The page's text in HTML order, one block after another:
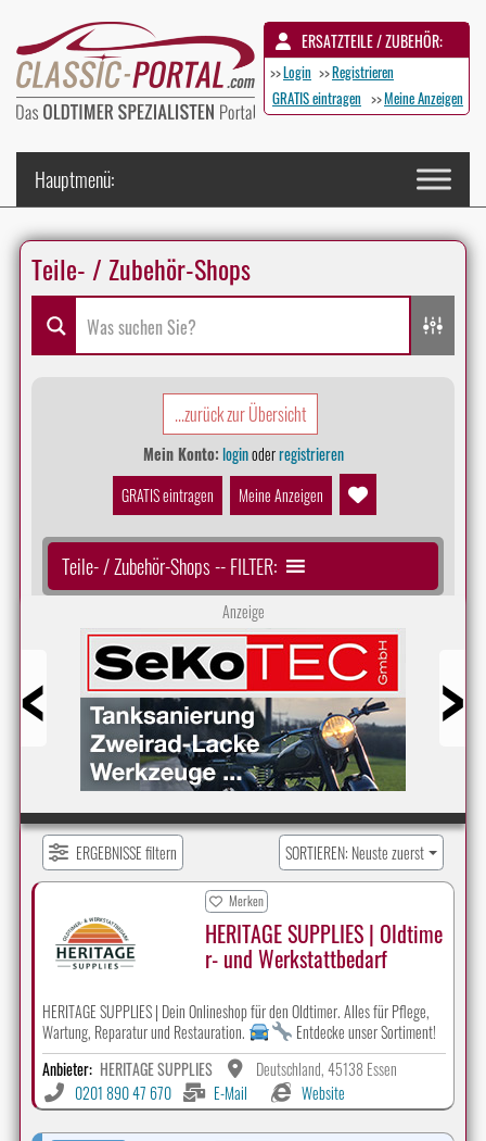
ERSATZTEILE / ZUBEHÖR:
>>Login >>Registrieren
GRATIS eintragen >>Meine Anzeigen
Teile- / Zubehör-Shops
...zurück zur Übersicht
Mein Konto:loginoderregistrieren
GRATIS eintragen
Meine Anzeigen
Teile- / Zubehör-Shops -- FILTER:
Anzeige
ERGEBNISSE filtern SORTIEREN: Neuste zuerst
Merken
HERITAGE SUPPLIES | Oldtime
r- und Werkstattbedarf
HERITAGE SUPPLIES | Dein Onlineshop für den Oldtimer. Alles für Pflege,
Wartung, Reparatur und Restauration.
Entdecke unser Sortiment!
Anbieter: HERITAGE SUPPLIES
Deutschland, 45138 Essen
0201 890 47 670
E-Mail Website